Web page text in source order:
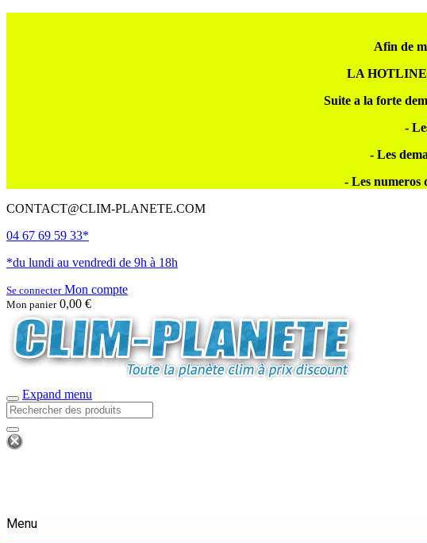
Afin de
LA HOTLINE
Suite a la forte
-
- Les
- Les numeros
CONTACT@CLIM-PLANETE.COM
04 67 69 59 33*
*du lundi au vendredi de 9h à 18h
Se connecterMon compte
Mon panier 0,00 €
Expand menu
Menu